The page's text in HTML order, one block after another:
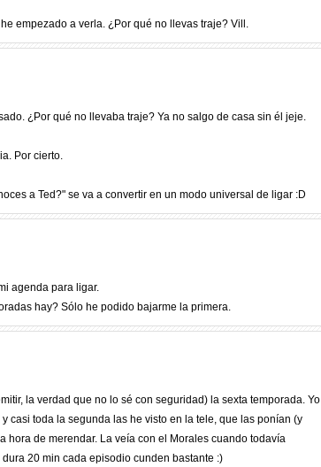
empezado a verla. ¿Por qué no llevas traje? Vill.
¿Por qué no llevaba traje? Ya no salgo de casa sin él jeje.
Por cierto.
a Ted?" se va a convertir en un modo universal de ligar :D
agenda para ligar.
hay? Sólo he podido bajarme la primera.
la verdad que no lo sé con seguridad) la sexta temporada. Yo
casi toda la segunda las he visto en la tele, que las ponían (y
hora de merendar. La veía con el Morales cuando todavía
20 min cada episodio cunden bastante :)